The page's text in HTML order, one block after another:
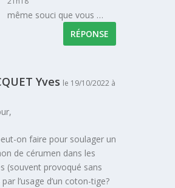
même souci que vous …
RÉPONSE
Yves le 19/10/2022 à
on faire pour soulager un
de cérumen dans les
(souvent provoqué sans
l’usage d’un coton-tige?